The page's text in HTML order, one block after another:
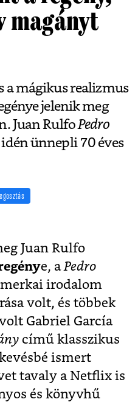
magányt
a mágikus realizmus
jelenik meg
Juan RulfoPedro
ünnepli 70 éves
Juan Rulfo
e, aPedro
irodalom
volt, és többek
Gabriel García
című klasszikus
ismert
tavaly a Netflix is
és könyvhű